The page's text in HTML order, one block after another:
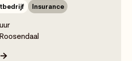
Insurance